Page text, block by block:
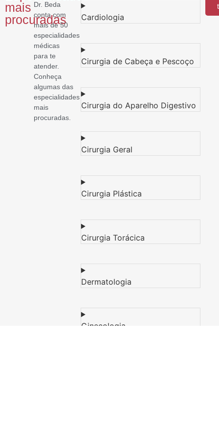
mais
procuradas
Dr. Beda
conta com
mais de 50
especialidades
médicas
para te
atender.
Conheça
algumas das
especialidades
mais
procuradas.
Cardiologia
Cirurgia de Cabeça e Pescoço
Cirurgia do Aparelho Digestivo
Cirurgia Geral
Cirurgia Plástica
Cirurgia Torácica
Dermatologia
Ginecologia